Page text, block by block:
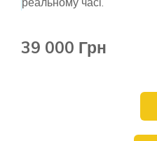
39 000 Грн